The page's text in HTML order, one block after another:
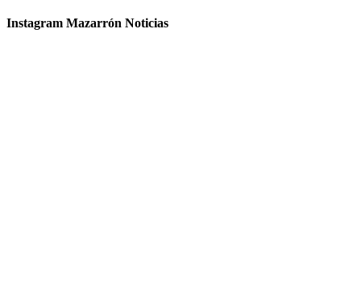
Instagram Mazarrón Noticias